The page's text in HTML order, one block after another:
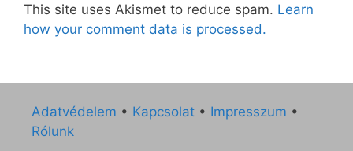
This site uses Akismet to reduce spam. Learn
how your comment data is processed.
Adatvédelem • Kapcsolat • Impresszum •
Rólunk